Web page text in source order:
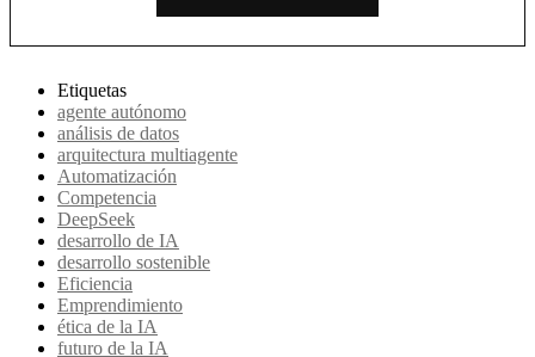
Etiquetas
agente autónomo
análisis de datos
arquitectura multiagente
Automatización
Competencia
DeepSeek
desarrollo de IA
desarrollo sostenible
Eficiencia
Emprendimiento
ética de la IA
futuro de la IA